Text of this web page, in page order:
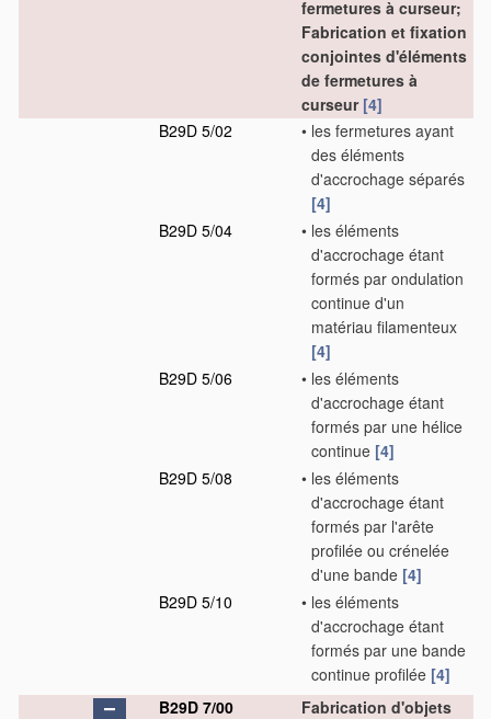
fermetures à curseur;
Fabrication et fixation
conjointes d'éléments
de fermetures à
curseur [4]
B29D 5/02
• les fermetures ayant
des éléments
d'accrochage séparés
[4]
B29D 5/04
• les éléments
d'accrochage étant
formés par ondulation
continue d'un
matériau filamenteux
[4]
B29D 5/06
• les éléments
d'accrochage étant
formés par une hélice
continue [4]
B29D 5/08
• les éléments
d'accrochage étant
formés par l'arête
profilée ou crénelée
d'une bande [4]
B29D 5/10
• les éléments
d'accrochage étant
formés par une bande
continue profilée [4]
B29D 7/00
Fabrication d'objets